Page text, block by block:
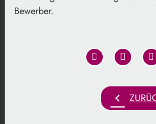
Bewerber.
chevron_left